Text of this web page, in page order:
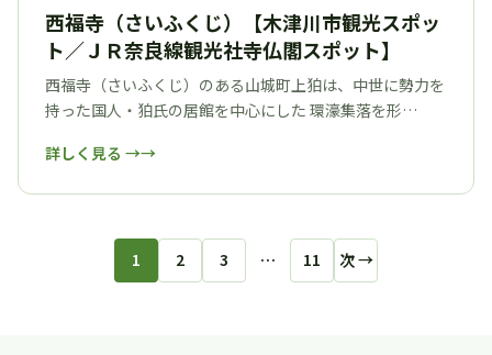
西福寺（さいふくじ）【木津川市観光スポッ
ト／ＪＲ奈良線観光社寺仏閣スポット】
西福寺（さいふくじ）のある山城町上狛は、中世に勢力を
持った国人・狛氏の居館を中心にした 環濠集落を形…
詳しく見る →
1 2 3 … 11 次 →